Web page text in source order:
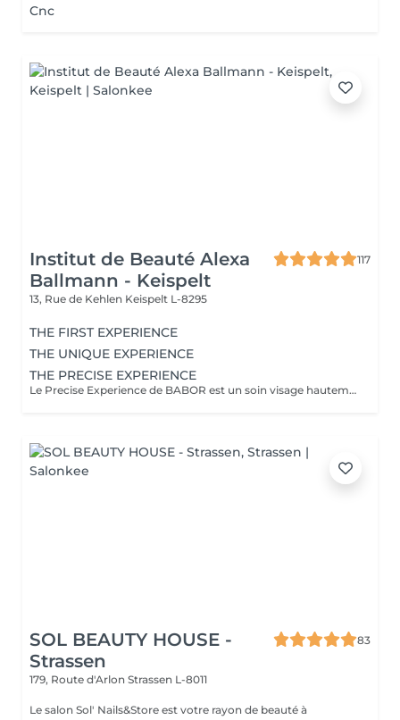
Cnc
Institut de Beauté Alexa
Ballmann - Keispelt
117
13, Rue de Kehlen Keispelt L-8295
THE FIRST EXPERIENCE
THE UNIQUE EXPERIENCE
THE PRECISE EXPERIENCE
Le Precise Experience de BABOR est un soin visage hautement personnalisé et orienté résultats, inspiré de la cosmétique médicale. Il est conçu pour répondre de manière ciblée aux besoins spécifiques de chaque peau grâce à des actifs de haute performance. Le concept Après une analyse précise de la peau, le soin est adapté individuellement (hydratation, réparation, éclat, affinage, anti-âge, pureté). Les formules expertes de la gamme Doctor BABOR agissent exactement là où la peau en a besoin. Les bénéfices Amélioration visible de la qualité et de la structure de la peau Hydratation intense et durable Peau plus lisse, plus équilibrée et plus lumineuse Sensation immédiate de confort et de fraîcheur L'expérience Un soin visage sur mesure alliant précision, efficacité et relaxation, idéal pour celles et ceux qui recherchent des résultats visibles et durables.
SOL BEAUTY HOUSE -
Strassen
83
179, Route d'Arlon Strassen L-8011
Le salon Sol' Nails&Store est votre rayon de beauté à